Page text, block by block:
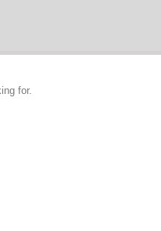
for.